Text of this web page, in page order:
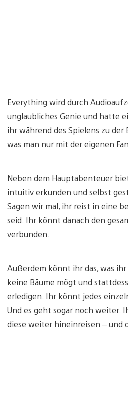
Everything wird durch
unglaubliches Genie und hatte
ihr während des Spielens zu
was man nur mit der eigenen
Neben dem Hauptabenteuer
intuitiv erkunden und selbst
Sagen wir mal, ihr reist in eine
seid. Ihr könnt danach den
verbunden.
Außerdem könnt ihr das, was
keine Bäume mögt und
erledigen. Ihr könnt jedes
Und es geht sogar noch weiter.
diese weiter hineinreisen – und